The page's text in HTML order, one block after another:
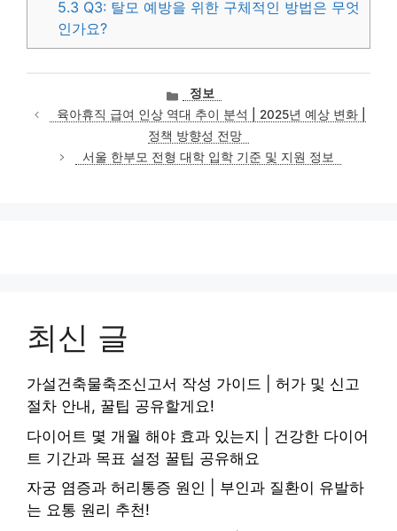
5.3 Q3: 탈모 예방을 위한 구체적인 방법은 무엇
인가요?
카
테
고
리
정보
육아휴직 급여 인상 역대 추이 분석 | 2025년 예상 변화 |
정책 방향성 전망
서울 한부모 전형 대학 입학 기준 및 지원 정보
최신 글
가설건축물축조신고서 작성 가이드 | 허가 및 신고
절차 안내, 꿀팁 공유할게요!
다이어트 몇 개월 해야 효과 있는지 | 건강한 다이어
트 기간과 목표 설정 꿀팁 공유해요
자궁 염증과 허리통증 원인 | 부인과 질환이 유발하
는 요통 원리 추천!